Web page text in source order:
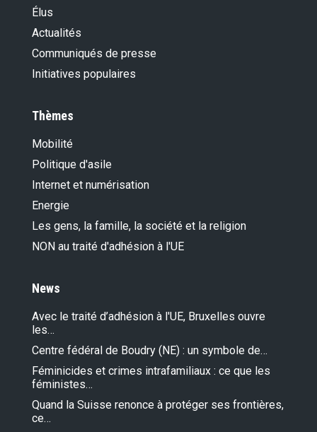
Élus
Actualités
Communiqués de presse
Initiatives populaires
Thèmes
Mobilité
Politique d'asile
Internet et numérisation
Energie
Les gens, la famille, la société et la religion
NON au traité d'adhésion à l'UE
News
Avec le traité d’adhésion à l'UE, Bruxelles ouvre
les…
Centre fédéral de Boudry (NE) : un symbole de…
Féminicides et crimes intrafamiliaux : ce que les
féministes…
Quand la Suisse renonce à protéger ses frontières,
ce…